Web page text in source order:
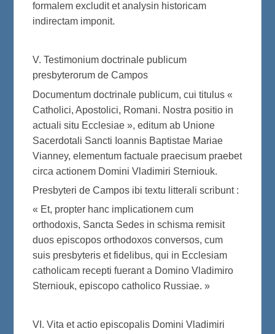
formalem excludit et analysin historicam
indirectam imponit.
V. Testimonium doctrinale publicum
presbyterorum de Campos
Documentum doctrinale publicum, cui titulus «
Catholici, Apostolici, Romani. Nostra positio in
actuali situ Ecclesiae », editum ab Unione
Sacerdotali Sancti Ioannis Baptistae Mariae
Vianney, elementum factuale praecisum praebet
circa actionem Domini Vladimiri Sterniouk.
Presbyteri de Campos ibi textu litterali scribunt :
« Et, propter hanc implicationem cum
orthodoxis, Sancta Sedes in schisma remisit
duos episcopos orthodoxos conversos, cum
suis presbyteris et fidelibus, qui in Ecclesiam
catholicam recepti fuerant a Domino Vladimiro
Sterniouk, episcopo catholico Russiae. »
VI. Vita et actio episcopalis Domini Vladimiri